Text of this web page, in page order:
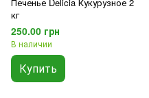
кг
250.00 грн
В наличии
Купить